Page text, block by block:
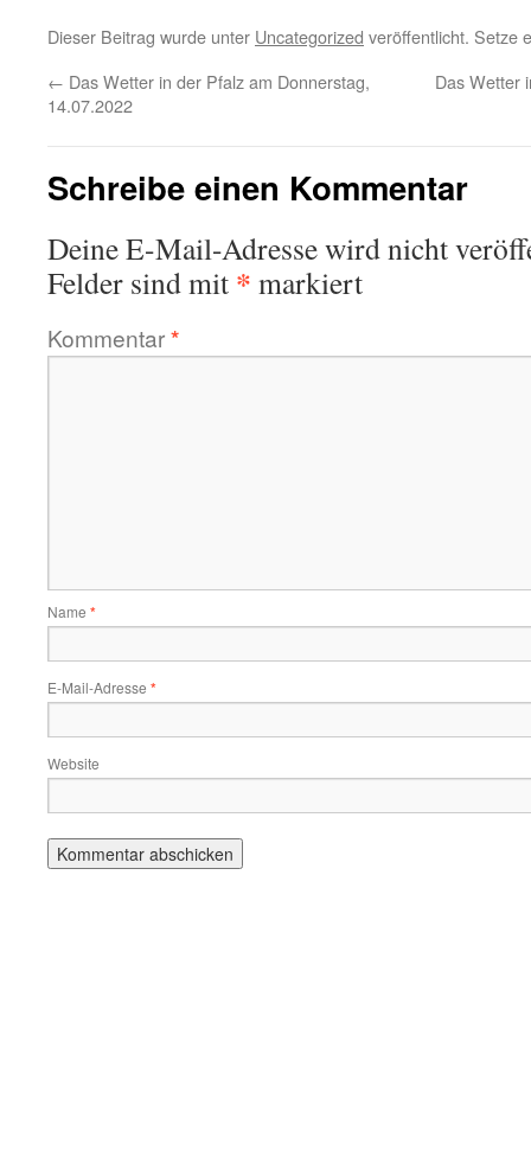
Dieser Beitrag wurde unter Uncategorized veröffentlicht. Setze
← Das Wetter in der Pfalz am Donnerstag,
14.07.2022
Das Wetter
Schreibe einen Kommentar
Deine E-Mail-Adresse wird nicht
Felder sind mit * markiert
Kommentar*
Name *
E-Mail-Adresse *
Website